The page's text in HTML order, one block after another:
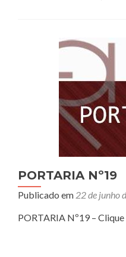
PORTARIA Nº19
Publicado em 22 de junho
PORTARIA Nº19 – Clique